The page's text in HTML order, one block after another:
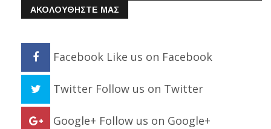
ΑΚΟΛΟΥΘΗΣΤΕ ΜΑΣ
Facebook Like us on Facebook
Twitter Follow us on Twitter
Google+ Follow us on Google+